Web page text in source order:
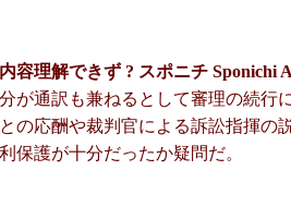
理解できず ? スポニチ Sponichi
が通訳も兼ねるとして審理の続行
の応酬や裁判官による訴訟指揮の
保護が十分だったか疑問だ。